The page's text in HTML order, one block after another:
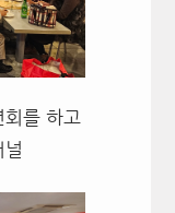
를 하고